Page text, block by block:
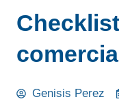
Genisis Perez